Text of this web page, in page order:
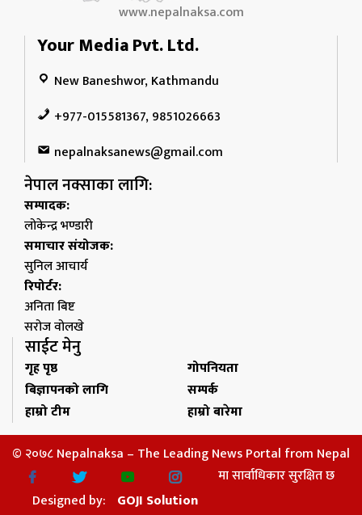
www.nepalnaksa.com
Your Media Pvt. Ltd.
New Baneshwor, Kathmandu
+977-015581367, 9851026663
nepalnaksanews@gmail.com
नेपाल नक्साका लागि:
सम्पादक:
लोकेन्द्र भण्डारी
समाचार संयोजक:
सुनिल आचार्य
रिपोर्टर:
अनिता बिष्ट
सरोज वोलखे
साईट मेनु
गृह पृष्ठ
गोपनियता
बिज्ञापनको लागि
सम्पर्क
हाम्रो टीम
हाम्रो बारेमा
© २०७८ Nepalnaksa – The Leading News Portal from Nepal
मा सार्वाधिकार सुरक्षित छ
Designed by: GOJI Solution